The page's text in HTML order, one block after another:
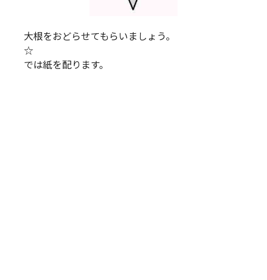
大根をおどらせてもらいましょう。
☆
では紙を配ります。